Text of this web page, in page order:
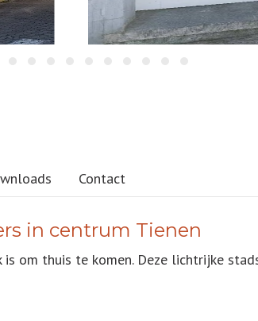
Contact
in centrum Tienen
om thuis te komen. Deze lichtrijke